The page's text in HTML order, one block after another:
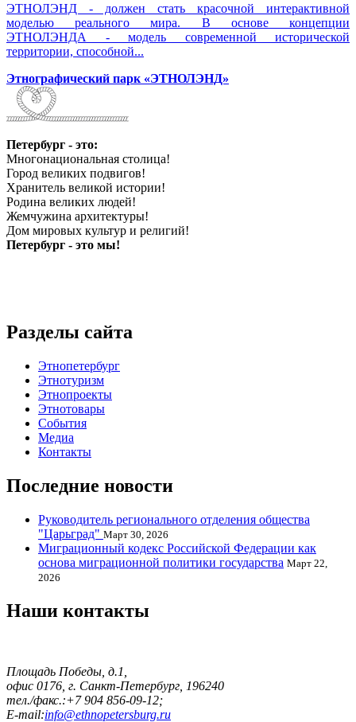
ЭТНОЛЭНД - должен стать красочной интерактивной
моделью реального мира. В основе концепции
ЭТНОЛЭНДА - модель современной исторической
территории, способной...
Этнографический парк «ЭТНОЛЭНД»
Петербург - это:
Многонациональная столица!
Город великих подвигов!
Хранитель великой истории!
Родина великих людей!
Жемчужина архитектуры!
Дом мировых культур и религий!
Петербург - это мы!
Разделы сайта
Этнопетербург
Этнотуризм
Этнопроекты
Этнотовары
События
Медиа
Контакты
Последние новости
Руководитель регионального отделения общества
"Царьград" Март 30, 2026
Миграционный кодекс Российской Федерации как
основа миграционной политики государства Март 22,
2026
Наши контакты
Площадь Победы, д.1,
офис 0176, г. Санкт-Петербург, 196240
тел./факс.:+7 904 856-09-12;
E-mail:info@ethnopetersburg.ru